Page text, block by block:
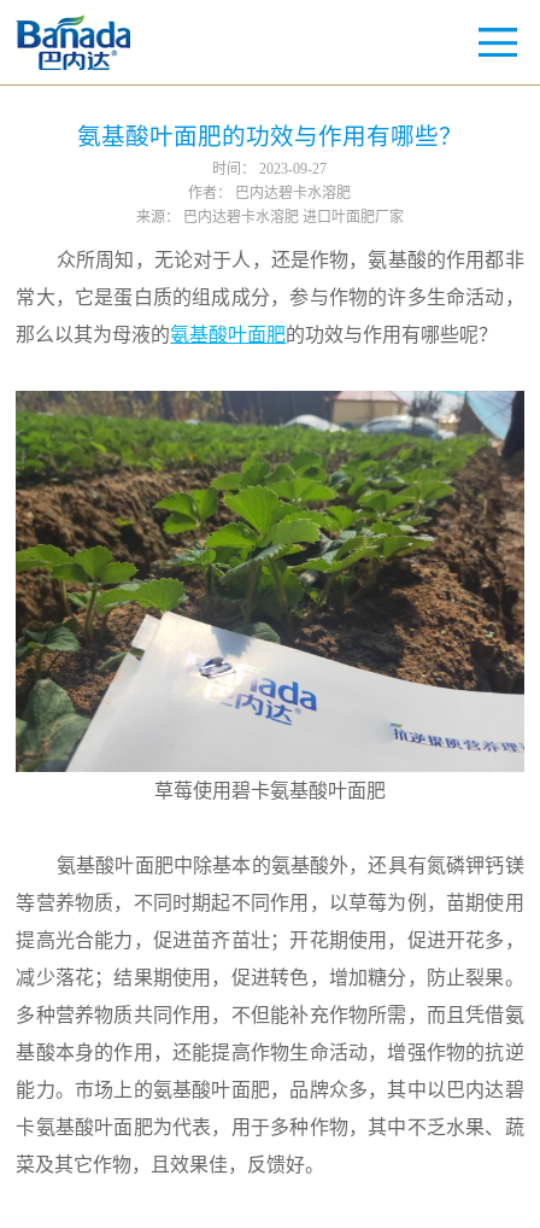
氨基酸叶面肥的功效与作用有哪些？
时间：
2023-09-27
作者：
巴内达碧卡水溶肥
来源：
巴内达碧卡水溶肥 进口叶面肥厂家
众所周知，无论对于人，还是作物，氨基酸的作用都非
常大，它是蛋白质的组成成分，参与作物的许多生命活动，
那么以其为母液的氨基酸叶面肥的功效与作用有哪些呢？
草莓使用碧卡氨基酸叶面肥
氨基酸叶面肥中除基本的氨基酸外，还具有氮磷钾钙镁
等营养物质，不同时期起不同作用，以草莓为例，苗期使用
提高光合能力，促进苗齐苗壮；开花期使用，促进开花多，
减少落花；结果期使用，促进转色，增加糖分，防止裂果。
多种营养物质共同作用，不但能补充作物所需，而且凭借氨
基酸本身的作用，还能提高作物生命活动，增强作物的抗逆
能力。市场上的氨基酸叶面肥，品牌众多，其中以巴内达碧
卡氨基酸叶面肥为代表，用于多种作物，其中不乏水果、蔬
菜及其它作物，且效果佳，反馈好。